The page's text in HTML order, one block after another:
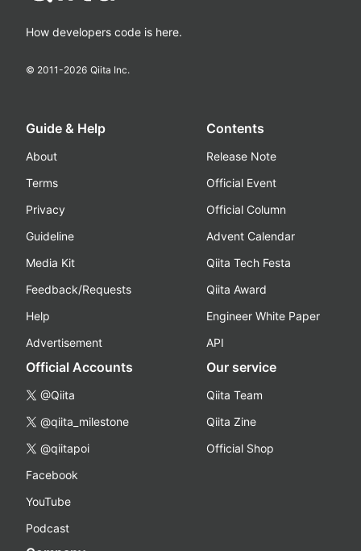
How developers code is here.
© 2011-2026 Qiita Inc.
Guide & Help
About
Terms
Privacy
Guideline
Media Kit
Feedback/Requests
Help
Advertisement
Contents
Release Note
Official Event
Official Column
Advent Calendar
Qiita Tech Festa
Qiita Award
Engineer White Paper
API
Official Accounts
@Qiita
@qiita_milestone
@qiitapoi
Facebook
YouTube
Podcast
Our service
Qiita Team
Qiita Zine
Official Shop